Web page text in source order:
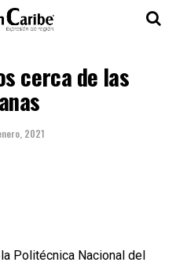
cerca de las
2021
Politécnica Nacional del